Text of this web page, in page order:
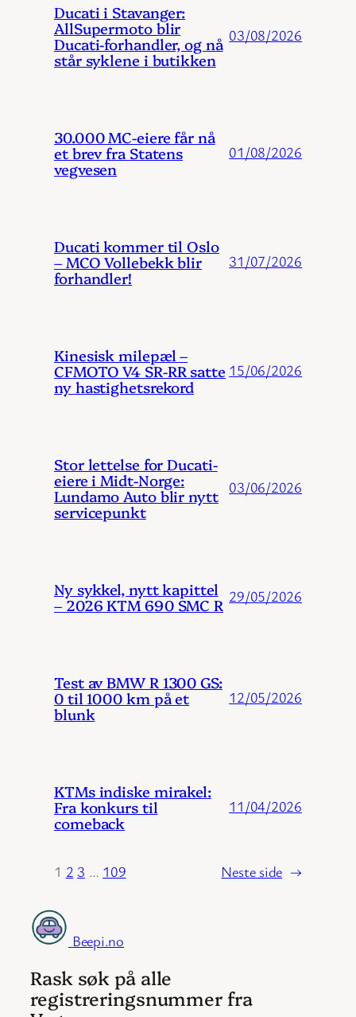
Ducati i Stavanger:
AllSupermoto blir
Ducati-forhandler, og nå
står syklene i butikken
03/08/2026
30.000 MC-eiere får nå
et brev fra Statens
vegvesen
01/08/2026
Ducati kommer til Oslo
– MCO Vollebekk blir
forhandler!
31/07/2026
Kinesisk milepæl –
CFMOTO V4 SR-RR satte
ny hastighetsrekord
15/06/2026
Stor lettelse for Ducati-
eiere i Midt-Norge:
Lundamo Auto blir nytt
servicepunkt
03/06/2026
Ny sykkel, nytt kapittel
– 2026 KTM 690 SMC R 29/05/2026
Test av BMW R 1300 GS:
0 til 1000 km på et
blunk
12/05/2026
KTMs indiske mirakel:
Fra konkurs til
comeback
11/04/2026
1 2 3 … 109 Neste side →
Beepi.no
Rask søk på alle
registreringsnummer fra